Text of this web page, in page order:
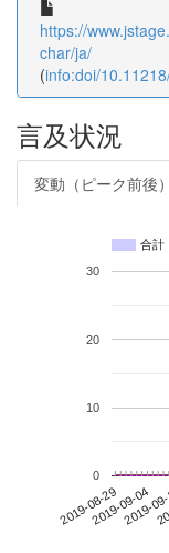
https://
char/ja/
(info:doi/
言及状況
変動（ピーク前後）
合計
2019-08-292019-09-04
2019-
0
10
20
30